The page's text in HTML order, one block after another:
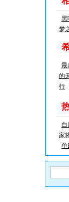
黑
梦
最
的
行
白
家
单